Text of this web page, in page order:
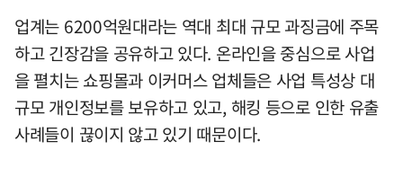
업계는 6200억원대라는 역대 최대 규모 과징금에 주목
하고 긴장감을 공유하고 있다. 온라인을 중심으로 사업
을 펼치는 쇼핑몰과 이커머스 업체들은 사업 특성상 대
규모 개인정보를 보유하고 있고, 해킹 등으로 인한 유출
사례들이 끊이지 않고 있기 때문이다.